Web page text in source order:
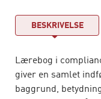
BESKRIVELSE
Lærebog i
giver en samlet
baggrund,